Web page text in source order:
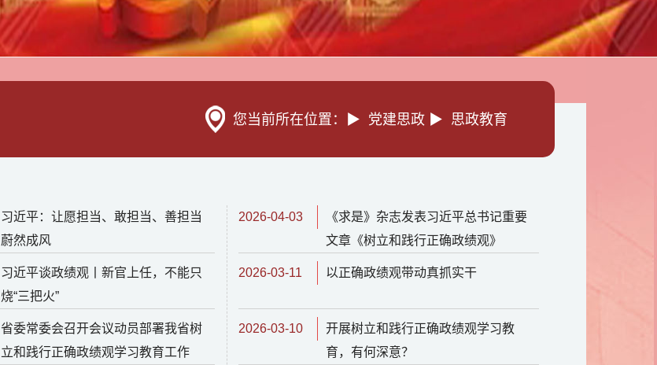
您当前所在位置：▶ 党建思政 ▶ 思政教育
习近平：让愿担当、敢担当、善担当
蔚然成风
2026-04-03
《求是》杂志发表习近平总书记重要
文章《树立和践行正确政绩观》
习近平谈政绩观丨新官上任，不能只
烧“三把火”
2026-03-11 以正确政绩观带动真抓实干
省委常委会召开会议动员部署我省树
立和践行正确政绩观学习教育工作
2026-03-10
开展树立和践行正确政绩观学习教
育，有何深意？